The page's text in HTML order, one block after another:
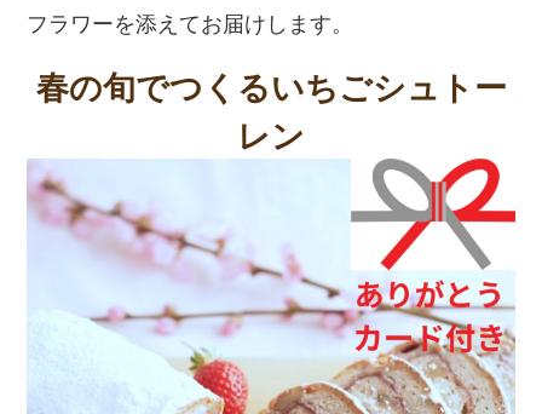
フラワーを添えてお届けします。
春の旬でつくるいちごシュトー
レン